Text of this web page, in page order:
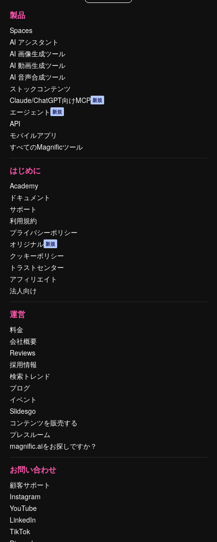
製品
Spaces
AI アシスタント
AI 画像生成ツール
AI 動画生成ツール
AI 音声合成ツール
ストックコンテンツ
Claude/ChatGPT向けMCP 新規
エージェント 新規
API
モバイルアプリ
すべてのMagnificツール
はじめに
Academy
ドキュメント
サポート
利用規約
プライバシーポリシー
オリジナル 新規
クッキーポリシー
トラストセンター
アフィリエイト
法人向け
運営
料金
会社概要
Reviews
採用情報
検索トレンド
ブログ
イベント
Slidesgo
コンテンツを販売する
プレスルーム
magnific.aiをお探しですか？
お問い合わせ
顧客サポート
Instagram
YouTube
LinkedIn
TikTok